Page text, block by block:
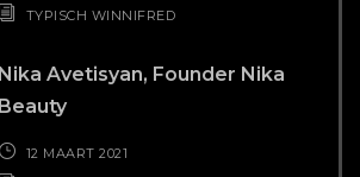
TYPISCH WINNIFRED
Nika Avetisyan, Founder Nika
Beauty
12 MAART 2021